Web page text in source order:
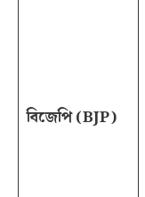
বিজেপি (BJP)